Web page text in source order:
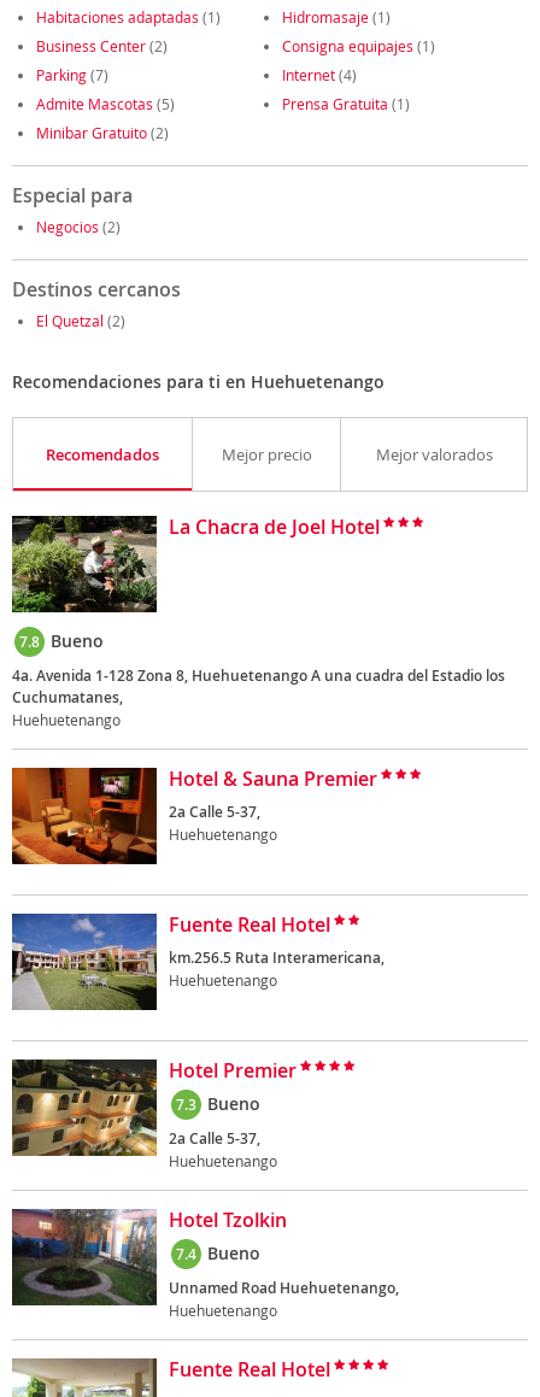
Habitaciones adaptadas (1) Hidromasaje(1)
Business Center(2) Consigna equipajes (1)
Parking(7) Internet(4)
Admite Mascotas (5) Prensa Gratuita (1)
Minibar Gratuito(2)
Especial para
Negocios (2)
Destinos cercanos
El Quetzal (2)
Recomendaciones para ti en Huehuetenango
Recomendados Mejor precio Mejor valorados
La Chacra de Joel Hotel
7.8 Bueno
4a. Avenida 1-128 Zona 8, Huehuetenango A una cuadra del Estadio los
Cuchumatanes,
Huehuetenango
Hotel & Sauna Premier
2a Calle 5-37,
Huehuetenango
Fuente Real Hotel
km.256.5 Ruta Interamericana,
Huehuetenango
Hotel Premier
7.3 Bueno
2a Calle 5-37,
Huehuetenango
Hotel Tzolkin
7.4 Bueno
Unnamed Road Huehuetenango,
Huehuetenango
Fuente Real Hotel